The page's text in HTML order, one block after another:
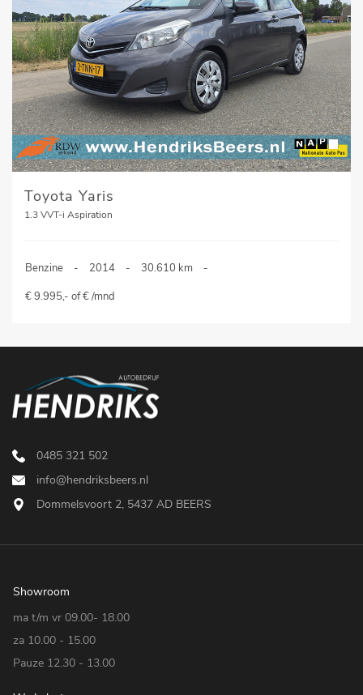
Toyota Yaris
1.3 VVT-i Aspiration
Benzine - 2014 - 30.610 km
-
€ 9.995,- of € /mnd
0485 321 502
info@hendriksbeers.nl
Dommelsvoort 2, 5437 AD BEERS
Showroom
ma t/m vr 09.00- 18.00
za 10.00 - 15.00
Pauze 12.30 - 13.00